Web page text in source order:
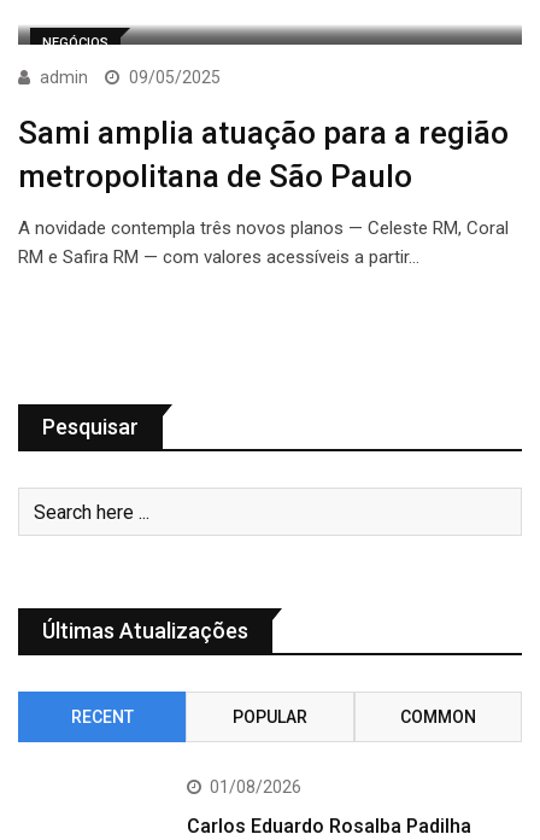
NEGÓCIOS
admin 09/05/2025
Sami amplia atuação para a região
metropolitana de São Paulo
A novidade contempla três novos planos — Celeste RM, Coral
RM e Safira RM — com valores acessíveis a partir…
Pesquisar
Últimas Atualizações
RECENT POPULAR COMMON
01/08/2026
Carlos Eduardo Rosalba Padilha